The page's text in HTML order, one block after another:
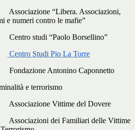
Associazione “Libera. Associazioni,
e numeri contro le mafie”
Centro studi “Paolo Borsellino”
Centro Studi Pio La Torre
Fondazione Antonino Caponnetto
e terrorismo
Associazione Vittime del Dovere
Associazioni dei Familiari delle Vittime